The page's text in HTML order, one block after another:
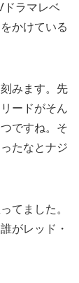
ドラマレベ
かけている
みます。先
ードがそん
ですね。そ
たなとナジ
てました。
がレッド・